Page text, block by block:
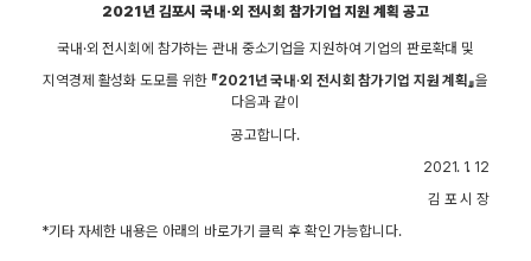
2021년 김포시 국내·외 전시회 참가기업 지원 계획 공고
국내·외 전시회에 참가하는 관내 중소기업을 지원하여 기업의 판로확대 및
지역경제 활성화 도모를 위한 『2021년 국내·외 전시회 참가기업 지원 계획』을
다음과 같이
공고합니다.
2021. 1. 12
김 포 시 장
*기타 자세한 내용은 아래의 바로가기 클릭 후 확인 가능합니다.